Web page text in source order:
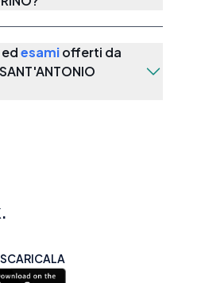
edesamiofferti da